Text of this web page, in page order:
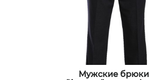
Мужские брюки